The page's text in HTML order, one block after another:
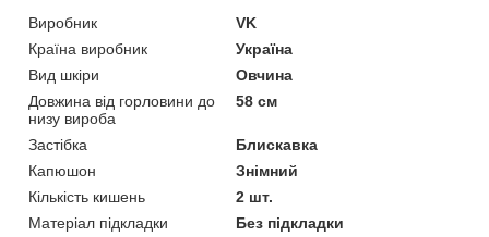
Виробник
VK
Країна виробник
Україна
Вид шкіри
Овчина
Довжина від горловини до
низу вироба
58 см
Застібка
Блискавка
Капюшон
Знімний
Кількість кишень
2 шт.
Матеріал підкладки
Без підкладки